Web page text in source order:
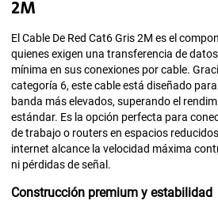
2M
El Cable De Red Cat6 Gris 2M es el
quienes exigen una transferencia de
mínima en sus conexiones por cable.
categoría 6, este cable está diseñado
banda más elevados, superando el
estándar. Es la opción perfecta para
de trabajo o routers en espacios
internet alcance la velocidad máxima
ni pérdidas de señal.
Construcción premium y estabilidad